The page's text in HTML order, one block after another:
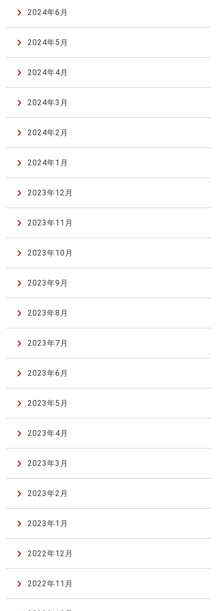
2024年6月
2024年5月
2024年4月
2024年3月
2024年2月
2024年1月
2023年12月
2023年11月
2023年10月
2023年9月
2023年8月
2023年7月
2023年6月
2023年5月
2023年4月
2023年3月
2023年2月
2023年1月
2022年12月
2022年11月